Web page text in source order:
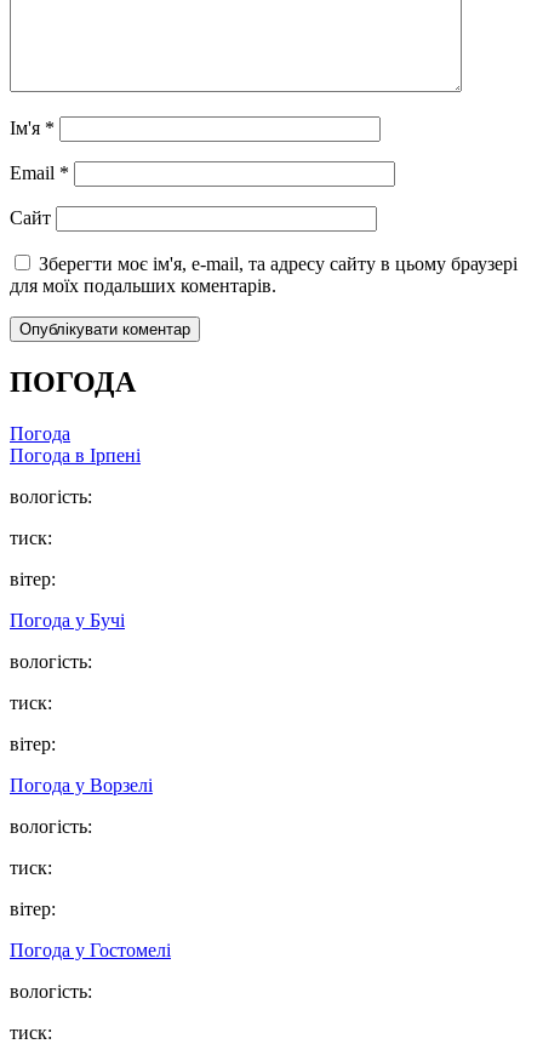
Ім'я *
Email *
Сайт
Зберегти моє ім'я, e-mail, та адресу сайту в цьому браузері
для моїх подальших коментарів.
ПОГОДА
Погода
Погода в Ірпені
вологість:
тиск:
вітер:
Погода у Бучі
вологість:
тиск:
вітер:
Погода у Ворзелі
вологість:
тиск:
вітер:
Погода у Гостомелі
вологість:
тиск: